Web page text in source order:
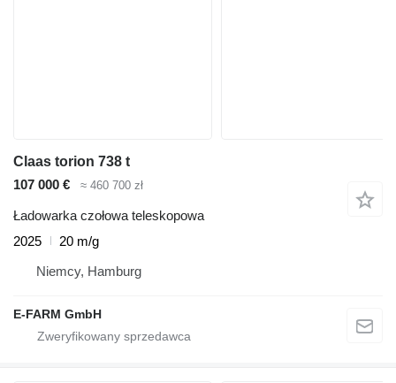
Claas torion 738 t
107 000 €
≈ 460 700 zł
Ładowarka czołowa teleskopowa
2025
20 m/g
Niemcy, Hamburg
E-FARM GmbH